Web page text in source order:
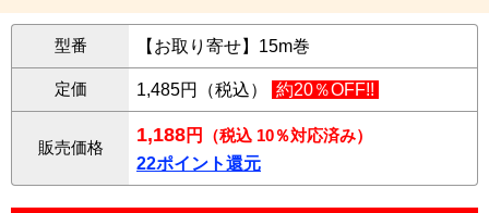
型番 【お取り寄せ】15m巻
定価 1,485円（税込） 約20％OFF!!
販売価格
1,188円
（税込 10％対応済み）
22ポイント還元